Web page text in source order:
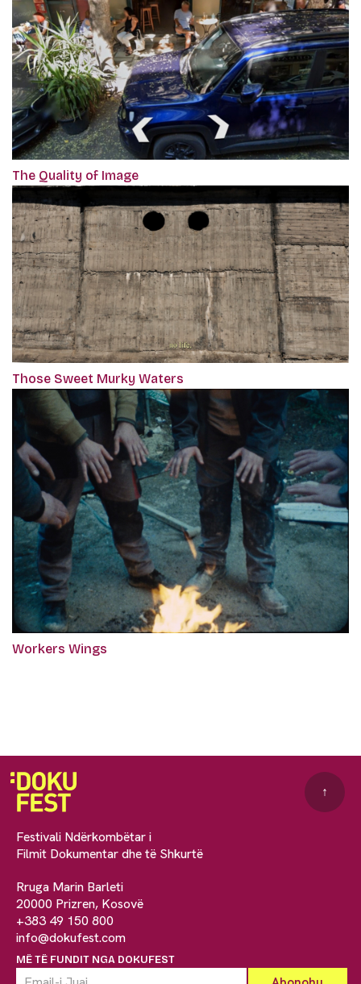
The Quality of Image
Those Sweet Murky Waters
Workers Wings
Festivali Ndërkombëtar i
Filmit Dokumentar dhe të Shkurtë
Rruga Marin Barleti
20000 Prizren, Kosovë
+383 49 150 800
info@dokufest.com
MË TË FUNDIT NGA DOKUFEST
↑